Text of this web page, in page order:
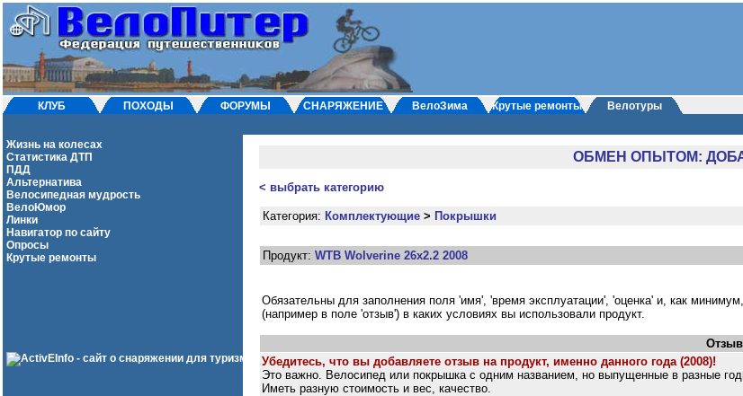
КЛУБ ПОХОДЫ ФОРУМЫ СНАРЯЖЕНИЕ ВелоЗима Крутые ремонты Велотуры
Жизнь на колесах
Статистика ДТП
ПДД
Альтернатива
Велосипедная мудрость
ВелоЮмор
Линки
Навигатор по сайту
Опросы
Крутые ремонты
ОБМЕН ОПЫТОМ:
< выбрать категорию
Категория: Комплектующие> Покрышки
Продукт: WTB Wolverine 26х2.2 2008
Обязательны для заполнения поля 'имя', 'время эксплуатации', 'оценка' и, как
(например в поле 'отзыв') в каких условиях вы использовали продукт.
Отзыв
Убедитесь, что вы добавляете отзыв на продукт, именно данного года (2008)!
Это важно. Велосипед или покрышка с одним названием, но выпущенные в разные
Иметь разную стоимость и вес, качество.